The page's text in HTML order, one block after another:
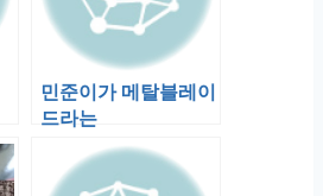
민준이가 메탈블레이
드라는